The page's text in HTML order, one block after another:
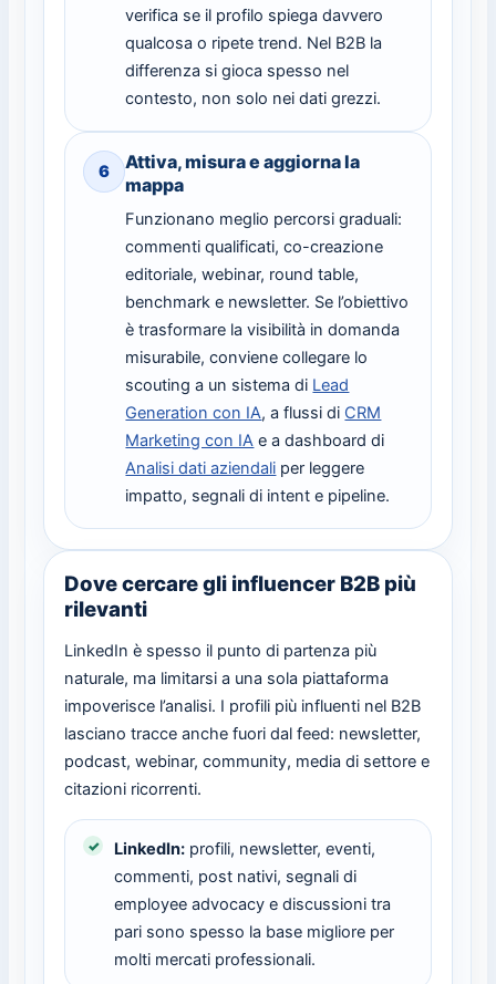
verifica se il profilo spiega davvero
qualcosa o ripete trend. Nel B2B la
differenza si gioca spesso nel
contesto, non solo nei dati grezzi.
6
Attiva, misura e aggiorna la
mappa
Funzionano meglio percorsi graduali:
commenti qualificati, co-creazione
editoriale, webinar, round table,
benchmark e newsletter. Se l’obiettivo
è trasformare la visibilità in domanda
misurabile, conviene collegare lo
scouting a un sistema di Lead
Generation con IA, a flussi di CRM
Marketing con IA e a dashboard di
Analisi dati aziendali per leggere
impatto, segnali di intent e pipeline.
Dove cercare gli influencer B2B più
rilevanti
LinkedIn è spesso il punto di partenza più
naturale, ma limitarsi a una sola piattaforma
impoverisce l’analisi. I profili più influenti nel B2B
lasciano tracce anche fuori dal feed: newsletter,
podcast, webinar, community, media di settore e
citazioni ricorrenti.
LinkedIn: profili, newsletter, eventi,
commenti, post nativi, segnali di
employee advocacy e discussioni tra
pari sono spesso la base migliore per
molti mercati professionali.